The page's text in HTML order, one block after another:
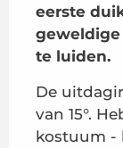
eerste
geweldige
te luiden.
De
van 15°.
kostuum -